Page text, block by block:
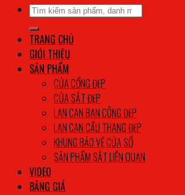
Tìm
kiếm:
TRANG CHỦ
GIỚI THIỆU
SẢN PHẨM
CỬA CỔNG ĐẸP
CỬA SẮT ĐẸP
LAN CAN BAN CÔNG ĐẸP
LAN CAN CẦU THANG ĐẸP
KHUNG BẢO VỆ CỬA SỔ
SẢN PHẨM SẮT LIÊN QUAN
VIDEO
BẢNG GIÁ